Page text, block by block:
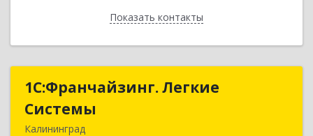
Показать контакты
Назад
1С:Франчайзинг. Легкие
Системы
Калининград
1С:Франчайзинг. Легкие